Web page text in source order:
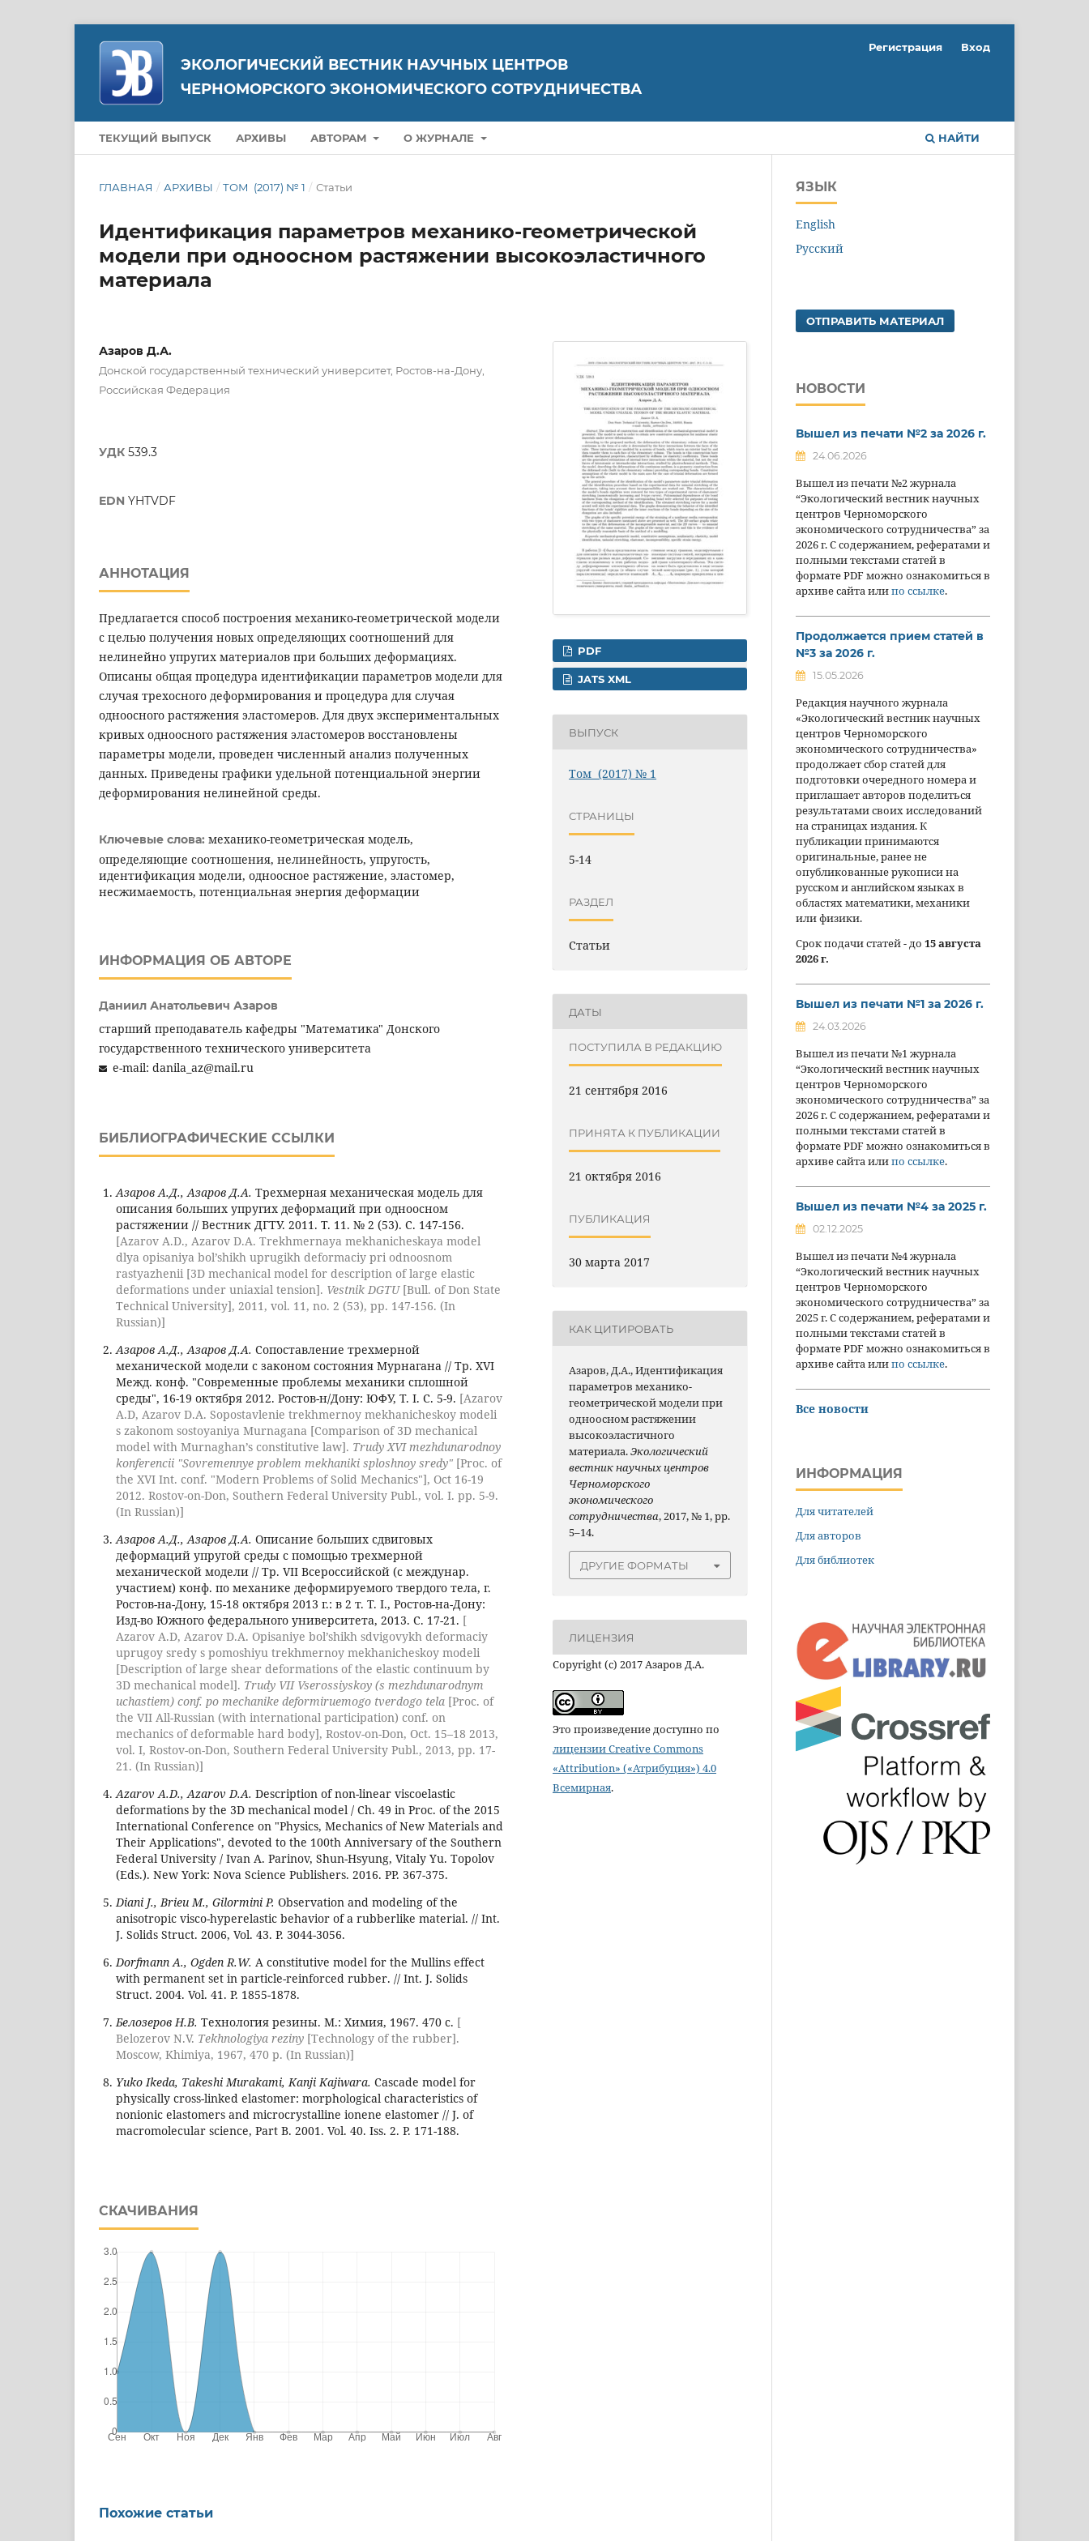
ЭКОЛОГИЧЕСКИЙ ВЕСТНИК НАУЧНЫХ ЦЕНТРОВ
ЧЕРНОМОРСКОГО ЭКОНОМИЧЕСКОГО СОТРУДНИЧЕСТВА
ТЕКУЩИЙ ВЫПУСК АРХИВЫ АВТОРАМ О ЖУРНАЛЕ НАЙТИ
Регистрация Вход
ГЛАВНАЯ / АРХИВЫ / ТОМ (2017) № 1 / Статьи
Идентификация параметров механико-геометрической
модели при одноосном растяжении высокоэластичного
материала
Азаров Д.А.
Донской государственный технический университет, Ростов-на-Дону,
Российская Федерация
УДК 539.3
EDN YHTVDF
АННОТАЦИЯ
Предлагается способ построения механико-геометрической модели
с целью получения новых определяющих соотношений для
нелинейно упругих материалов при больших деформациях.
Описаны общая процедура идентификации параметров модели для
случая трехосного деформирования и процедура для случая
одноосного растяжения эластомеров. Для двух экспериментальных
кривых одноосного растяжения эластомеров восстановлены
параметры модели, проведен численный анализ полученных
данных. Приведены графики удельной потенциальной энергии
деформирования нелинейной среды.
Ключевые слова: механико-геометрическая модель,
определяющие соотношения, нелинейность, упругость,
идентификация модели, одноосное растяжение, эластомер,
несжимаемость, потенциальная энергия деформации
ИНФОРМАЦИЯ ОБ АВТОРЕ
Даниил Анатольевич Азаров
старший преподаватель кафедры "Математика" Донского
государственного технического университета
e-mail: danila_az@mail.ru
БИБЛИОГРАФИЧЕСКИЕ ССЫЛКИ
Азаров А.Д., Азаров Д.А. Трехмерная механическая модель для
описания больших упругих деформаций при одноосном
растяжении // Вестник ДГТУ. 2011. Т. 11. № 2 (53). С. 147-156.
[Azarov A.D., Azarov D.A. Trekhmernaya mekhanicheskaya model
dlya opisaniya bol’shikh uprugikh deformaciy pri odnoosnom
rastyazhenii [3D mechanical model for description of large elastic
deformations under uniaxial tension]. Vestnik DGTU[Bull. of Don State
Technical University], 2011, vol. 11, no. 2 (53), pp. 147-156. (In
Russian)]
Азаров А.Д., Азаров Д.А. Сопоставление трехмерной
механической модели с законом состояния Мурнагана // Тр. XVI
Межд. конф. "Современные проблемы механики сплошной
среды", 16-19 октября 2012. Ростов-н/Дону: ЮФУ, Т. I. С. 5-9. [Azarov
A.D, Azarov D.A. Sopostavlenie trekhmernoy mekhanicheskoy modeli
s zakonom sostoyaniya Murnagana [Comparison of 3D mechanical
model with Murnaghan’s constitutive law]. Trudy XVI mezhdunarodnoy
konferencii "Sovremennye problem mekhaniki sploshnoy sredy" [Proc. of
the XVI Int. conf. "Modern Problems of Solid Mechanics"], Oct 16-19
2012. Rostov-on-Don, Southern Federal University Publ., vol. I. pp. 5-9.
(In Russian)]
Азаров А.Д., Азаров Д.А. Описание больших сдвиговых
деформаций упругой среды с помощью трехмерной
механической модели // Тр. VII Всероссийской (с междунар.
участием) конф. по механике деформируемого твердого тела, г.
Ростов-на-Дону, 15-18 октября 2013 г.: в 2 т. Т. I., Ростов-на-Дону:
Изд-во Южного федерального университета, 2013. С. 17-21. [
Azarov A.D, Azarov D.A. Opisaniye bol’shikh sdvigovykh deformaciy
uprugoy sredy s pomoshiyu trekhmernoy mekhanicheskoy modeli
[Description of large shear deformations of the elastic continuum by
3D mechanical model]. Trudy VII Vserossiyskoy (s mezhdunarodnym
uchastiem) conf. po mechanike deformiruemogo tverdogo tela [Proc. of
the VII All-Russian (with international participation) conf. on
mechanics of deformable hard body], Rostov-on-Don, Oct. 15–18 2013,
vol. I, Rostov-on-Don, Southern Federal University Publ., 2013, pp. 17-
21. (In Russian)]
Azarov A.D., Azarov D.A. Description of non-linear viscoelastic
deformations by the 3D mechanical model / Ch. 49 in Proc. of the 2015
International Conference on "Physics, Mechanics of New Materials and
Their Applications", devoted to the 100th Anniversary of the Southern
Federal University / Ivan A. Parinov, Shun-Hsyung, Vitaly Yu. Topolov
(Eds.). New York: Nova Science Publishers. 2016. PP. 367-375.
Diani J., Brieu M., Gilormini P. Observation and modeling of the
anisotropic visco-hyperelastic behavior of a rubberlike material. // Int.
J. Solids Struct. 2006, Vol. 43. P. 3044-3056.
Dorfmann A., Ogden R.W. A constitutive model for the Mullins effect
with permanent set in particle-reinforced rubber. // Int. J. Solids
Struct. 2004. Vol. 41. P. 1855-1878.
Белозеров Н.В. Технология резины. М.: Химия, 1967. 470 с. [
Belozerov N.V. Tekhnologiya reziny [Technology of the rubber].
Moscow, Khimiya, 1967, 470 p. (In Russian)]
Yuko Ikeda, Takeshi Murakami, Kanji Kajiwara. Cascade model for
physically cross-linked elastomer: morphological characteristics of
nonionic elastomers and microcrystalline ionene elastomer // J. of
macromolecular science, Part B. 2001. Vol. 40. Iss. 2. P. 171-188.
СКАЧИВАНИЯ
PDF
JATS XML
ВЫПУСК
Том (2017) № 1
СТРАНИЦЫ
5-14
РАЗДЕЛ
Статьи
ДАТЫ
ПОСТУПИЛА В РЕДАКЦИЮ
21 сентября 2016
ПРИНЯТА К ПУБЛИКАЦИИ
21 октября 2016
ПУБЛИКАЦИЯ
30 марта 2017
КАК ЦИТИРОВАТЬ
Азаров, Д.А., Идентификация
параметров механико-
геометрической модели при
одноосном растяжении
высокоэластичного
материала.Экологический
вестник научных центров
Черноморского
экономического
сотрудничества, 2017, № 1, pp.
5–14.
ДРУГИЕ ФОРМАТЫ
ЛИЦЕНЗИЯ
Copyright (c) 2017 Азаров Д.А.
Это произведение доступно по
лицензии Creative Commons
«Attribution» («Атрибуция») 4.0
Всемирная.
Похожие статьи
ЯЗЫК
English
Русский
ОТПРАВИТЬ МАТЕРИАЛ
НОВОСТИ
Вышел из печати №2 за 2026 г.
24.06.2026
Вышел из печати №2 журнала
“Экологический вестник научных
центров Черноморского
экономического сотрудничества” за
2026 г. С содержанием, рефератами и
полными текстами статей в
формате PDF можно ознакомиться в
архиве сайта илипо ссылке.
Продолжается прием статей в
№3 за 2026 г.
15.05.2026
Редакция научного журнала
«Экологический вестник научных
центров Черноморского
экономического сотрудничества»
продолжает сбор статей для
подготовки очередного номера и
приглашает авторов поделиться
результатами своих исследований
на страницах издания. К
публикации принимаются
оригинальные, ранее не
опубликованные рукописи на
русском и английском языках в
областях математики, механики
или физики.
Срок подачи статей - до 15 августа
2026 г.
Вышел из печати №1 за 2026 г.
24.03.2026
Вышел из печати №1 журнала
“Экологический вестник научных
центров Черноморского
экономического сотрудничества” за
2026 г. С содержанием, рефератами и
полными текстами статей в
формате PDF можно ознакомиться в
архиве сайта илипо ссылке.
Вышел из печати №4 за 2025 г.
02.12.2025
Вышел из печати №4 журнала
“Экологический вестник научных
центров Черноморского
экономического сотрудничества” за
2025 г. С содержанием, рефератами и
полными текстами статей в
формате PDF можно ознакомиться в
архиве сайта илипо ссылке.
Все новости
ИНФОРМАЦИЯ
Для читателей
Для авторов
Для библиотек